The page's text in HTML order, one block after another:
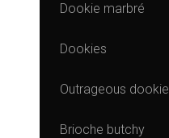
Dookie marbré
Dookies
Outrageous dookie
Brioche butchy